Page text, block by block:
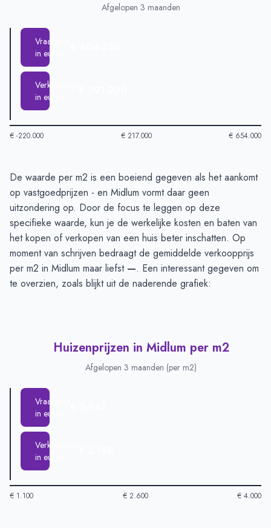
Afgelopen 3 maanden
Vraagprijs
in euro's
Verkoopprijs
in euro's
€ -220.000 € 217.000 € 654.000
Huizenprijzen in Midlum- Afgelopen 3 maanden
Type
Bedrag
Vraagprijs in euro's
€ 604.250
Verkoopprijs in euro's
€ 391.930
De waarde per m2 is een boeiend gegeven als het aankomt
op vastgoedprijzen - en Midlum vormt daar geen
uitzondering op. Door de focus te leggen op deze
specifieke waarde, kun je de werkelijke kosten en baten van
het kopen of verkopen van een huis beter inschatten. Op
moment van schrijven bedraagt de gemiddelde verkoopprijs
per m2 in Midlum maar liefst —. Een interessant gegeven om
te overzien, zoals blijkt uit de naderende grafiek:
Huizenprijzen in Midlum per m2
Afgelopen 3 maanden (per m2)
Vraagprijs
in euro's
Verkoopprijs
in euro's
€ 1.100 € 2.600 € 4.000